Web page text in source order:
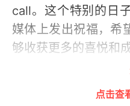
call。这个特别的日
媒体上发出祝福，希
够收获更多的喜悦和成
点击查